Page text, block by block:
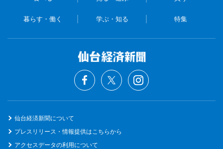
暮らす・働く 学ぶ・知る 特集
仙台経済新聞について
プレスリリース・情報提供はこちらから
アクセスデータの利用について